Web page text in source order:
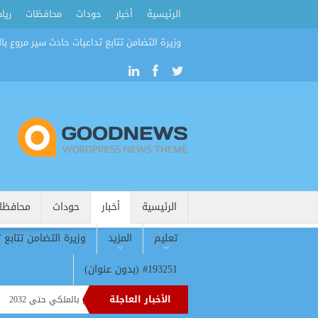
الرئيسية أخبار حوداث محافظات
وزيرة التضامن تتابع تداعيات حادث سير مروع
الرئيسية أخبار حوداث
تعليم
المزيد وزيرة التضامن
#193251 (بدون عنوان)
الأخبار العاجلة
يغلق ملف فينيسيوس.. عقد جديد يربط النجم البرازيلي بالملكي حتى 2032 سر الرقم 61.. لماذا ارتدى محمد صلاح